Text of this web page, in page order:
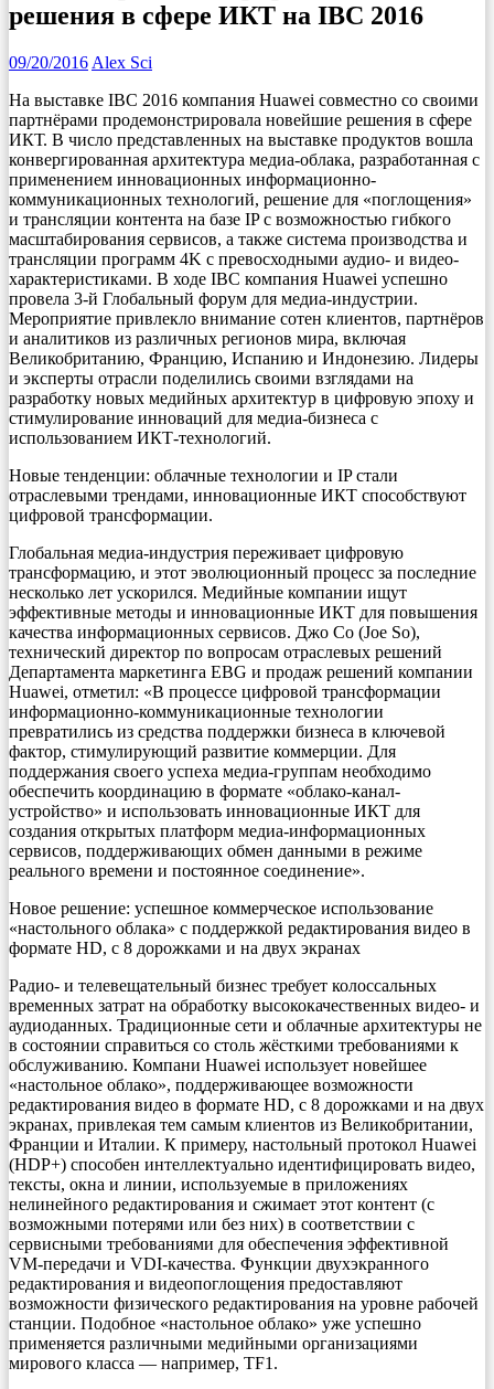
решения в сфере ИКТ на IBC 2016
09/20/2016 Alex Sci
На выставке IBC 2016 компания Huawei совместно со своими
партнёрами продемонстрировала новейшие решения в сфере
ИКТ. В число представленных на выставке продуктов вошла
конвергированная архитектура медиа-облака, разработанная с
применением инновационных информационно-
коммуникационных технологий, решение для «поглощения»
и трансляции контента на базе IP с возможностью гибкого
масштабирования сервисов, а также система производства и
трансляции программ 4K с превосходными аудио- и видео-
характеристиками. В ходе IBC компания Huawei успешно
провела 3-й Глобальный форум для медиа-индустрии.
Мероприятие привлекло внимание сотен клиентов, партнёров
и аналитиков из различных регионов мира, включая
Великобританию, Францию, Испанию и Индонезию. Лидеры
и эксперты отрасли поделились своими взглядами на
разработку новых медийных архитектур в цифровую эпоху и
стимулирование инноваций для медиа-бизнеса с
использованием ИКТ-технологий.
Новые тенденции: облачные технологии и IP стали
отраслевыми трендами, инновационные ИКТ способствуют
цифровой трансформации.
Глобальная медиа-индустрия переживает цифровую
трансформацию, и этот эволюционный процесс за последние
несколько лет ускорился. Медийные компании ищут
эффективные методы и инновационные ИКТ для повышения
качества информационных сервисов. Джо Со (Joe So),
технический директор по вопросам отраслевых решений
Департамента маркетинга EBG и продаж решений компании
Huawei, отметил: «В процессе цифровой трансформации
информационно-коммуникационные технологии
превратились из средства поддержки бизнеса в ключевой
фактор, стимулирующий развитие коммерции. Для
поддержания своего успеха медиа-группам необходимо
обеспечить координацию в формате «облако-канал-
устройство» и использовать инновационные ИКТ для
создания открытых платформ медиа-информационных
сервисов, поддерживающих обмен данными в режиме
реального времени и постоянное соединение».
Новое решение: успешное коммерческое использование
«настольного облака» с поддержкой редактирования видео в
формате HD, с 8 дорожками и на двух экранах
Радио- и телевещательный бизнес требует колоссальных
временных затрат на обработку высококачественных видео- и
аудиоданных. Традиционные сети и облачные архитектуры не
в состоянии справиться со столь жёсткими требованиями к
обслуживанию. Компани Huawei использует новейшее
«настольное облако», поддерживающее возможности
редактирования видео в формате HD, с 8 дорожками и на двух
экранах, привлекая тем самым клиентов из Великобритании,
Франции и Италии. К примеру, настольный протокол Huawei
(HDP+) способен интеллектуально идентифицировать видео,
тексты, окна и линии, используемые в приложениях
нелинейного редактирования и сжимает этот контент (с
возможными потерями или без них) в соответствии с
сервисными требованиями для обеспечения эффективной
VM-передачи и VDI-качества. Функции двухэкранного
редактирования и видеопоглощения предоставляют
возможности физического редактирования на уровне рабочей
станции. Подобное «настольное облако» уже успешно
применяется различными медийными организациями
мирового класса — например, TF1.